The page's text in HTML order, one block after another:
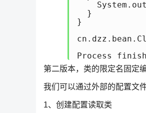
  }
}
Process
第二版本，类的限定名固定
我们可以通过外部的配置文
1、创建配置读取类